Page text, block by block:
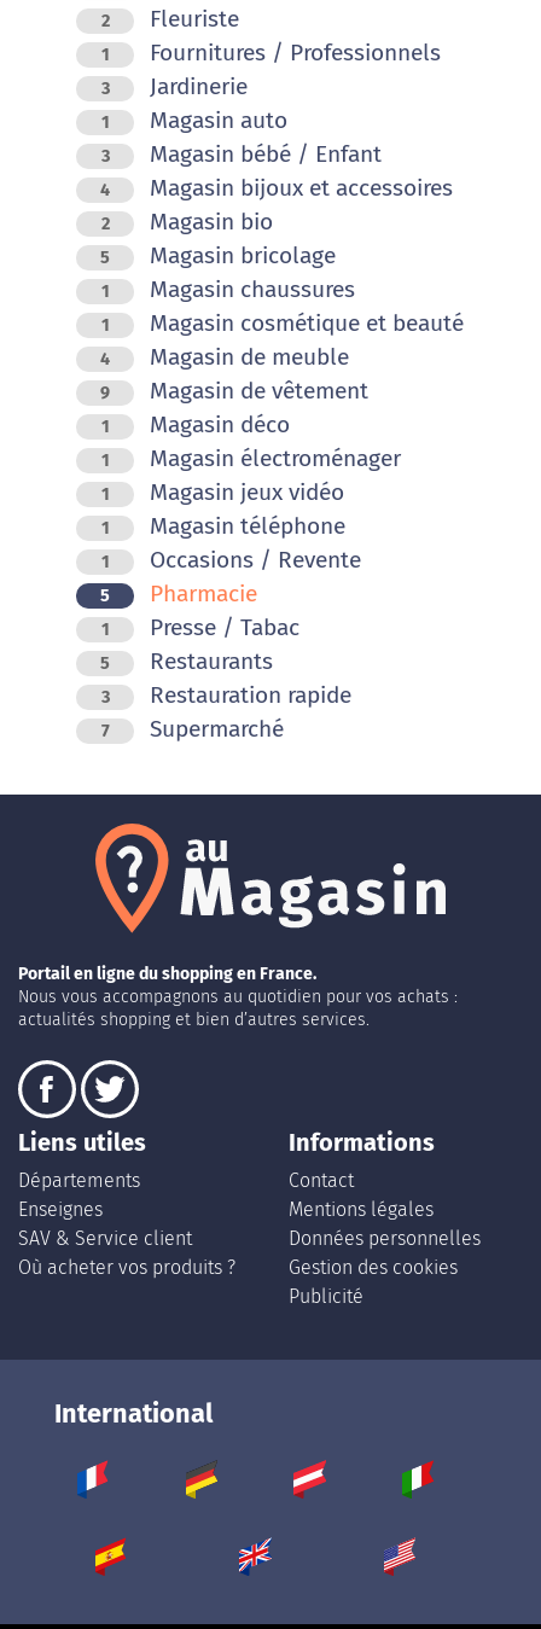
2 Fleuriste
1 Fournitures / Professionnels
3 Jardinerie
1 Magasin auto
3 Magasin bébé / Enfant
4 Magasin bijoux et accessoires
2 Magasin bio
5 Magasin bricolage
1 Magasin chaussures
1 Magasin cosmétique et beauté
4 Magasin de meuble
9 Magasin de vêtement
1 Magasin déco
1 Magasin électroménager
1 Magasin jeux vidéo
1 Magasin téléphone
1 Occasions / Revente
5 Pharmacie
1 Presse / Tabac
5 Restaurants
3 Restauration rapide
7 Supermarché
Portail en ligne du shopping en France.
Nous vous accompagnons au quotidien pour vos achats :
actualités shopping et bien d’autres services.
Liens utiles
Départements
Enseignes
SAV & Service client
Où acheter vos produits ?
Informations
Contact
Mentions légales
Données personnelles
Gestion des cookies
Publicité
International